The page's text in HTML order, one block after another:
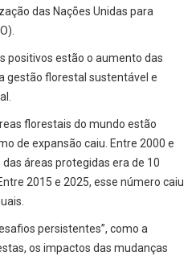
das Nações Unidas para
positivos estão o aumento das
gestão florestal sustentável e
florestais do mundo estão
de expansão caiu. Entre 2000 e
áreas protegidas era de 10
2015 e 2025, esse número caiu
persistentes”, como a
os impactos das mudanças